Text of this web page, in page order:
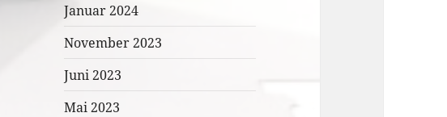
Januar 2024
November 2023
Juni 2023
Mai 2023